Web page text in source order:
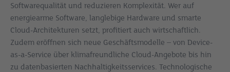
Softwarequalität und reduzieren Komplexität. Wer auf
energiearme Software, langlebige Hardware und smarte
Cloud-Architekturen setzt, profitiert auch wirtschaftlich.
Zudem eröffnen sich neue Geschäftsmodelle – von Device-
as-a-Service über klimafreundliche Cloud-Angebote bis hin
zu datenbasierten Nachhaltigkeitsservices. Technologische